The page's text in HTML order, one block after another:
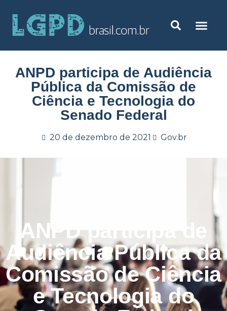
ANPD participa de Audiência
Pública da Comissão de
Ciência e Tecnologia do
Senado Federal
20 de dezembro de 2021 Gov.br
ANPD participa de
Audiência Pública da
Comissão de Ciência
e Tecnologia do